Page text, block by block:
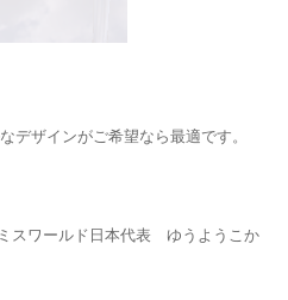
デザインがご希望なら最適です。
スワールド日本代表 ゆうようこか